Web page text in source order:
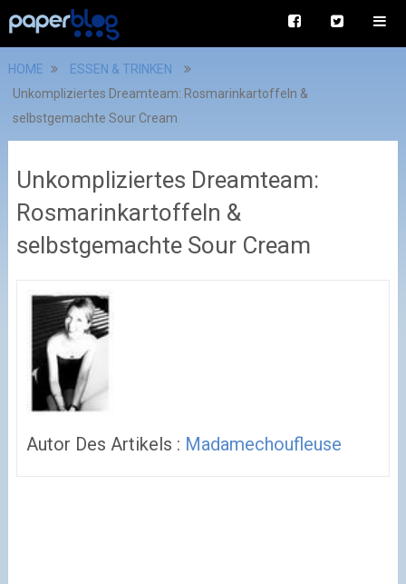
HOME
ESSEN & TRINKEN
Unkompliziertes Dreamteam: Rosmarinkartoffeln &
selbstgemachte Sour Cream
Unkompliziertes Dreamteam:
Rosmarinkartoffeln &
selbstgemachte Sour Cream
Autor Des Artikels : Madamechoufleuse